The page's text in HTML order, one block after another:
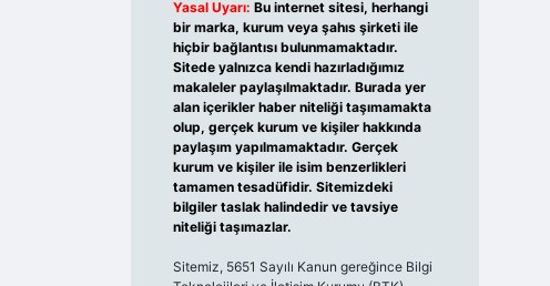
Yasal Uyarı: Bu internet sitesi, herhangi
bir marka, kurum veya şahıs şirketi ile
hiçbir bağlantısı bulunmamaktadır.
Sitede yalnızca kendi hazırladığımız
makaleler paylaşılmaktadır. Burada yer
alan içerikler haber niteliği taşımamakta
olup, gerçek kurum ve kişiler hakkında
paylaşım yapılmamaktadır. Gerçek
kurum ve kişiler ile isim benzerlikleri
tamamen tesadüfidir. Sitemizdeki
bilgiler taslak halindedir ve tavsiye
niteliği taşımazlar.
Sitemiz, 5651 Sayılı Kanun gereğince Bilgi